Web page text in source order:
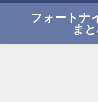
フォートナ
ま